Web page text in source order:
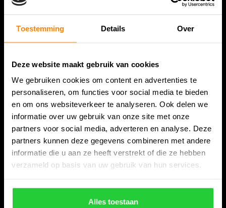
Toestemming Details Over
Deze website maakt gebruik van cookies
We gebruiken cookies om content en advertenties te
personaliseren, om functies voor social media te bieden
en om ons websiteverkeer te analyseren. Ook delen we
informatie over uw gebruik van onze site met onze
partners voor social media, adverteren en analyse. Deze
partners kunnen deze gegevens combineren met andere
informatie die u aan ze heeft verstrekt of die ze hebben
verzameld op basis van uw gebruik van hun services.
Alles toestaan
Bespanracket.nl is dé racketspecialist van Lelystad en
omstreken.
Snijdersstraat 6
8224 AA Lelystad
Nederland
06-57276080
info@bespanracket.nl